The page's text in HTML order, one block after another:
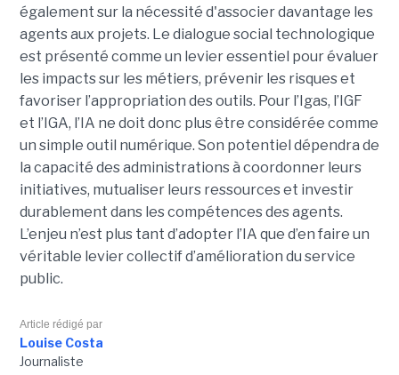
également sur la nécessité d'associer davantage les
agents aux projets. Le dialogue social technologique
est présenté comme un levier essentiel pour évaluer
les impacts sur les métiers, prévenir les risques et
favoriser l’appropriation des outils. Pour l’Igas, l’IGF
et l’IGA, l’IA ne doit donc plus être considérée comme
un simple outil numérique. Son potentiel dépendra de
la capacité des administrations à coordonner leurs
initiatives, mutualiser leurs ressources et investir
durablement dans les compétences des agents.
L’enjeu n’est plus tant d’adopter l’IA que d’en faire un
véritable levier collectif d’amélioration du service
public.
Article rédigé par
Louise Costa
Journaliste